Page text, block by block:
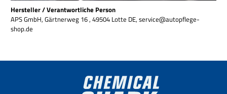
Hersteller / Verantwortliche Person
APS GmbH, Gärtnerweg 16 , 49504 Lotte DE, service@autopflege-
shop.de